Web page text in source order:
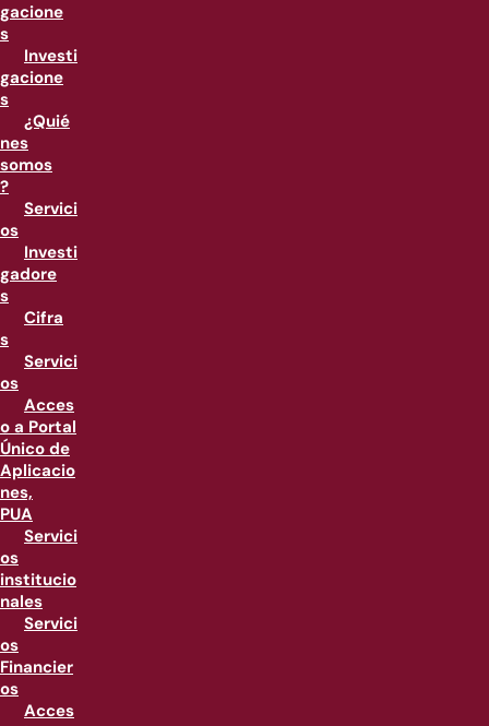
gacione
s
Investi
gacione
s
¿Quié
nes
somos
?
Servici
os
Investi
gadore
s
Cifra
s
Servici
os
Acces
o a Portal
Único de
Aplicacio
nes,
PUA
Servici
os
institucio
nales
Servici
os
Financier
os
Acces